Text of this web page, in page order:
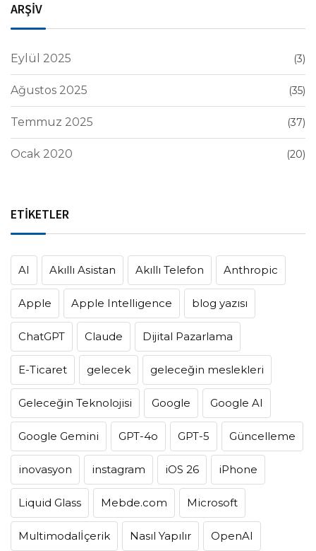
ARŞİV
Eylül 2025 (3)
Ağustos 2025 (35)
Temmuz 2025 (37)
Ocak 2020 (20)
ETİKETLER
AI Akıllı Asistan Akıllı Telefon Anthropic
Apple Apple Intelligence blog yazısı
ChatGPT Claude Dijital Pazarlama
E-Ticaret gelecek geleceğin meslekleri
Geleceğin Teknolojisi Google Google AI
Google Gemini GPT-4o GPT-5 Güncelleme
inovasyon instagram iOS 26 iPhone
Liquid Glass Mebde.com Microsoft
Multimodalİçerik Nasıl Yapılır OpenAI